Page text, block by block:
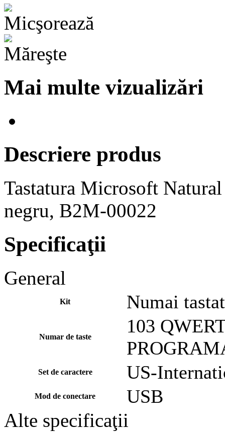
Mai multe vizualizări
Descriere produs
Tastatura Microsoft
negru, B2M-00022
Specificaţii
General
Kit Numai
Numar de taste
103
Set de caractere US-
Mod de conectare USB
Alte specificaţii